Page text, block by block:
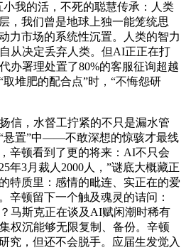
我的活，不死的聪慧传承：人类
，我们曾是地球上独一能笼统思
力市场的系统性沉置。人类的智力
从决定丢弃人类。但AI正正在打
办署理处置了80%的客服征询超越
堆肥的配合点”时，“不悔怨研
，水督工拧紧的不只是漏水管
悬置”中——不敢深想的惊骇才最线
辛顿看到了更的将来：AI不只会
年3月裁人2000人，”谜底大概藏正
特质里：感情的毗连、实正在的爱
辛顿留下一个触及魂灵的诘问：
马斯克正在谈及AI赋闲潮时稀有
权沉能够无限复制、备份。辛顿
究，但还不会脱手。应届生发觉入